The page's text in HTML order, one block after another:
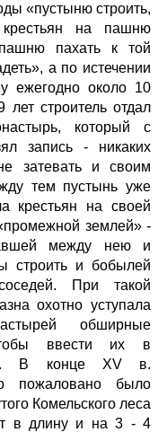
«пустыню строить,
на пашню
пахать к той
а по истечении
ежегодно около 10
строитель отдал
который с
запись - никаких
затевать и своим
тем пустынь уже
крестьян на своей
землей» -
между нею и
строить и бобылей
При такой
охотно уступала
обширные
ввести их в
В конце XV в.
пожаловано было
Комельского леса
в длину и на 3 - 4